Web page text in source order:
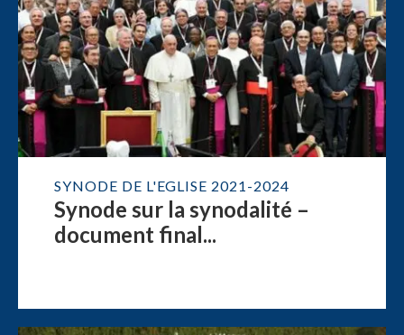
SYNODE DE L'EGLISE 2021-2024
Synode sur la synodalité –
document final...